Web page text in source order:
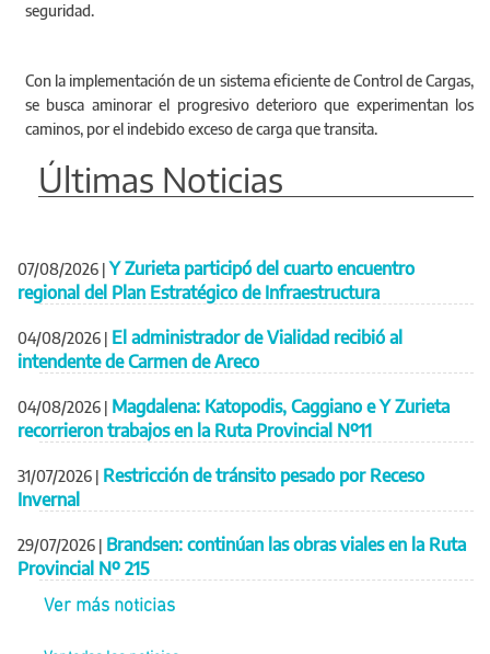
seguridad.
Con la implementación de un sistema eficiente de Control de Cargas,
se busca aminorar el progresivo deterioro que experimentan los
caminos, por el indebido exceso de carga que transita.
Últimas Noticias
07/08/2026 | Y Zurieta participó del cuarto encuentro
regional del Plan Estratégico de Infraestructura
04/08/2026 | El administrador de Vialidad recibió al
intendente de Carmen de Areco
04/08/2026 | Magdalena: Katopodis, Caggiano e Y Zurieta
recorrieron trabajos en la Ruta Provincial Nº11
31/07/2026 | Restricción de tránsito pesado por Receso
Invernal
29/07/2026 | Brandsen: continúan las obras viales en la Ruta
Provincial Nº 215
Ver más noticias